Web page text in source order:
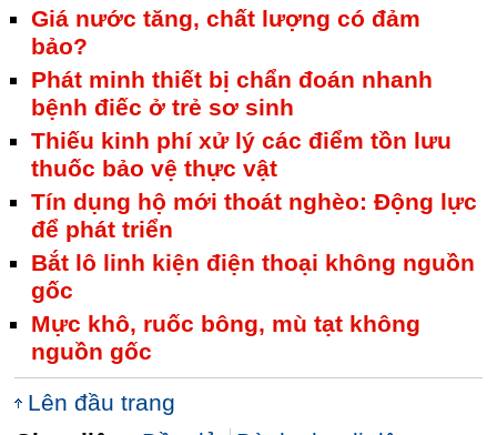
Giá nước tăng, chất lượng có đảm
bảo?
Phát minh thiết bị chẩn đoán nhanh
bệnh điếc ở trẻ sơ sinh
Thiếu kinh phí xử lý các điểm tồn lưu
thuốc bảo vệ thực vật
Tín dụng hộ mới thoát nghèo: Động lực
để phát triển
Bắt lô linh kiện điện thoại không nguồn
gốc
Mực khô, ruốc bông, mù tạt không
nguồn gốc
Lên đầu trang